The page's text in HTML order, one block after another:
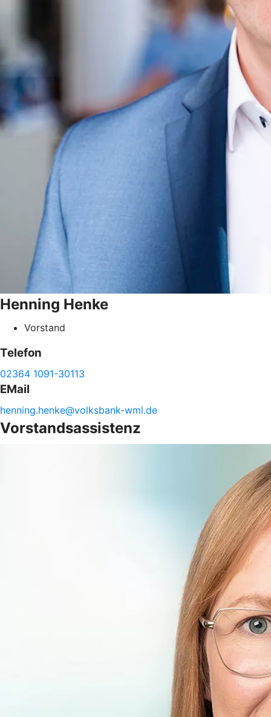
Henning Henke
Vorstand
Telefon
02364 1091-30113
EMail
henning.henke@volksbank-wml.de
Vorstandsassistenz